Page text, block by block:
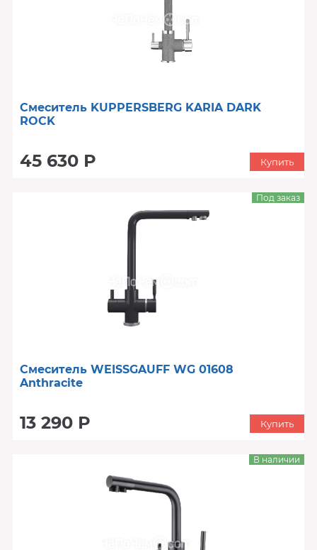
Смеситель KUPPERSBERG KARIA DARK
ROCK
45 630 Р Купить
Смеситель WEISSGAUFF WG 01608
Anthracite
13 290 Р
Под заказ
Купить
В наличии